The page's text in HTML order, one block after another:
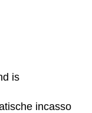
is
incasso